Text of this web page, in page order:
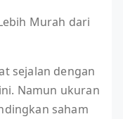
Murah dari
sejalan dengan
Namun ukuran
saham